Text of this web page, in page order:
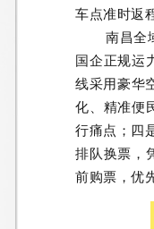
车点准时返
南昌全
国企正规运
线采用豪华
化、精准便
行痛点；四
排队换票，
前购票，优